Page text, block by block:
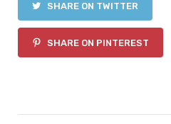
SHARE ON TWITTER
SHARE ON PINTEREST